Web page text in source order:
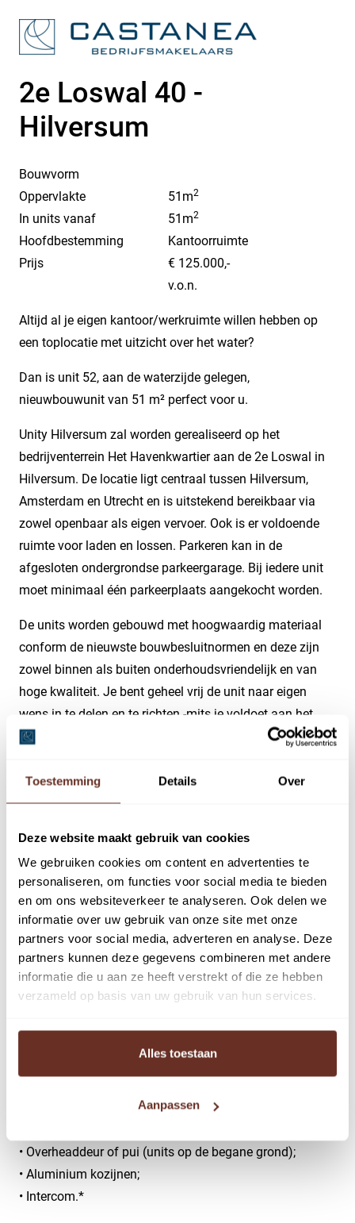
Toestemming Details Over
Deze website maakt gebruik van cookies
We gebruiken cookies om content en advertenties te
personaliseren, om functies voor social media te bieden
en om ons websiteverkeer te analyseren. Ook delen we
informatie over uw gebruik van onze site met onze
partners voor social media, adverteren en analyse. Deze
partners kunnen deze gegevens combineren met andere
informatie die u aan ze heeft verstrekt of die ze hebben
verzameld op basis van uw gebruik van hun services.
Alles toestaan
Aanpassen
2e Loswal 40 -
Hilversum
Bouwvorm
Oppervlakte
51m2
In units vanaf 51m2
Hoofdbestemming
Kantoorruimte
Prijs
€ 125.000,-
v.o.n.
Altijd al je eigen kantoor/werkruimte willen hebben op
een toplocatie met uitzicht over het water?
Dan is unit 52, aan de waterzijde gelegen,
nieuwbouwunit van 51 m² perfect voor u.
Unity Hilversum zal worden gerealiseerd op het
bedrijventerrein Het Havenkwartier aan de 2e Loswal in
Hilversum. De locatie ligt centraal tussen Hilversum,
Amsterdam en Utrecht en is uitstekend bereikbaar via
zowel openbaar als eigen vervoer. Ook is er voldoende
ruimte voor laden en lossen. Parkeren kan in de
afgesloten ondergrondse parkeergarage. Bij iedere unit
moet minimaal één parkeerplaats aangekocht worden.
De units worden gebouwd met hoogwaardig materiaal
conform de nieuwste bouwbesluitnormen en deze zijn
zowel binnen als buiten onderhoudsvriendelijk en van
hoge kwaliteit. Je bent geheel vrij de unit naar eigen
wens in te delen en te richten -mits je voldoet aan het
vigerende bestemmingsplan natuurlijk; dit moet je zelf
Daardoor zijn ze bij uitstek geschikt voor creatieve
ondernemers die naast een atelier, opslag of werkplaats
ook kantoorruimte nodig hebben.
De startbouw zal eind 2024 zijn. De verwachting is dat
de units Q2 2026 gereed zijn.
Elke unit is voorzien van:
• Aansluiting tot in de meterkast voor elektra, water en
• Airco voor warmte en koeling op de verdieping;*
• Overheaddeur of pui (units op de begane grond);
• Aluminium kozijnen;
• Intercom.*